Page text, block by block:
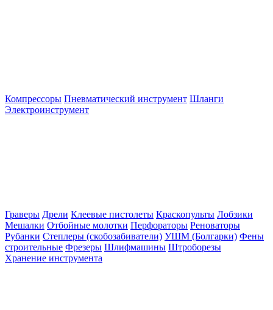
Компрессоры Пневматический инструмент Шланги
Электроинструмент
Граверы Дрели Клеевые пистолеты Краскопульты Лобзики
Мешалки Отбойные молотки Перфораторы Реноваторы
Рубанки Степлеры (скобозабиватели) УШМ (Болгарки) Фены
строительные Фрезеры Шлифмашины Штроборезы
Хранение инструмента